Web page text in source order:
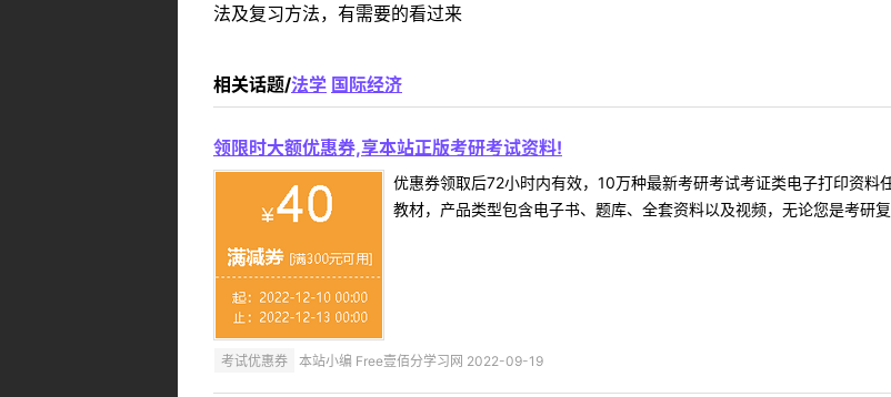
法及复习方法，有需要的看过来
相关话题/法学 国际经济
领限时大额优惠券,享本站正版考研考试资料!
优惠券领取后72小时内有效，10万种最新考研考试考证类电子打印资
教材，产品类型包含电子书、题库、全套资料以及视频，无论您是考研
考试优惠券 本站小编 Free壹佰分学习网 2022-09-19